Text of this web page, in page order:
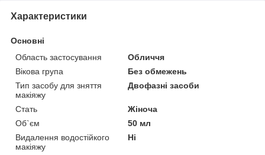
Характеристики
Основні
Область застосування
Обличчя
Вікова група
Без обмежень
Тип засобу для зняття
макіяжу
Двофазні засоби
Стать
Жіноча
Об`єм
50 мл
Видалення водостійкого
макіяжу
Ні